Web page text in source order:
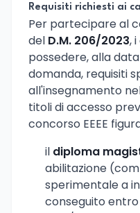
Requisiti richiesti ai
Per partecipare al
del D.M. 206/2023,
possedere, alla
domanda, requisiti
all'insegnamento
titoli di accesso
concorso EEEE
il diploma
abilitazione
sperimentale a
conseguito